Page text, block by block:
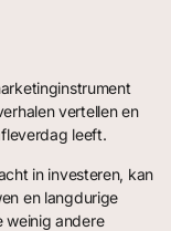
vertellen en
leeft.
in investeren, kan
en langdurige
weinig andere